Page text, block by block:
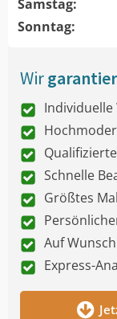
Samstag:
Sonntag:
Wir
Schnelle
Größtes
Auf
Express-